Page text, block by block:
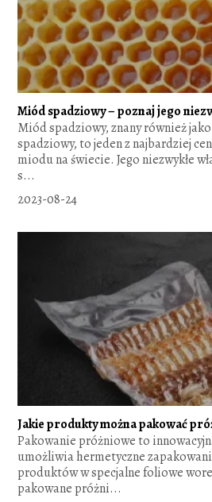
Miód spadziowy – poznaj jego
Miód spadziowy, znany również
spadziowy, to jeden z najbardziej
miodu na świecie. Jego niezwykłe
s...
2023-08-24
Jakie produkty można pakować
Pakowanie próżniowe to
umożliwia hermetyczne
produktów w specjalne foliowe
pakowane próżni...